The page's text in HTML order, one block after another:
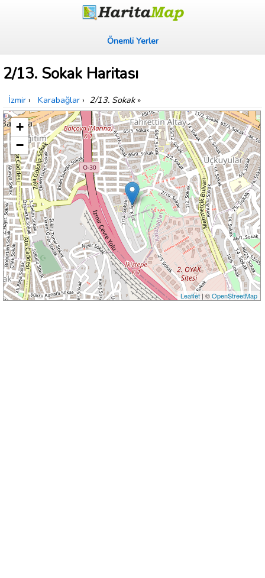
Önemli Yerler
2/13. Sokak Haritası
İzmir › Karabağlar › 2/13. Sokak»
+
−
Leaflet| ©OpenStreetMap